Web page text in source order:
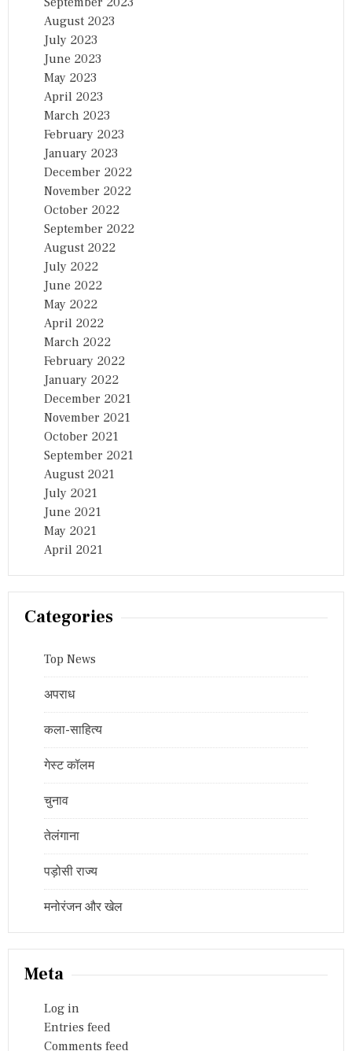
August 2023
July 2023
June 2023
May 2023
April 2023
March 2023
February 2023
January 2023
December 2022
November 2022
October 2022
September 2022
August 2022
July 2022
June 2022
May 2022
April 2022
March 2022
February 2022
January 2022
December 2021
November 2021
October 2021
September 2021
August 2021
July 2021
June 2021
May 2021
April 2021
Categories
Top News
अपराध
कला-साहित्य
गेस्ट कॉलम
चुनाव
तेलंगाना
पड़ोसी राज्य
मनोरंजन और खेल
Meta
Log in
Entries feed
Comments feed